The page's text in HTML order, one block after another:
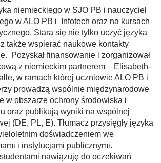
niemieckiego w SJO PB i nauczyciel
w ALO PB i Infotech oraz na kursach
Stara się nie tylko uczyć języka
także wspierać naukowe kontakty
Pozyskał finansowanie i zorganizował
z niemieckim partnerem – Elisabeth-
w ramach której uczniowie ALO PB i
prowadzą wspólnie międzynarodowe
w obszarze ochrony środowiska i
oraz publikują wyniki na wspólnej
(DE, PL, E). Tłumacz przysięgły języka
doświadczeniem we
i instytucjami publicznymi.
nawiązuję do oczekiwań